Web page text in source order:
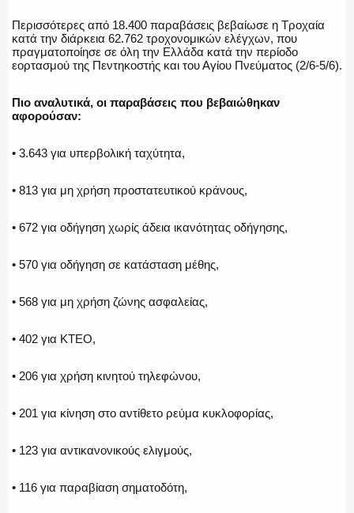
ΟΠΛΑ/ΕΞΟΠΛΙΣΜΟΣ
Περισσότερες από 18.400 παραβάσεις βεβαίωσε η Τροχαία
κατά την διάρκεια 62.762 τροχονομικών ελέγχων, που
πραγματοποίησε σε όλη την Ελλάδα κατά την περίοδο
εορτασμού της Πεντηκοστής και του Αγίου Πνεύματος (2/6-5/6).
Πιο αναλυτικά, οι παραβάσεις που βεβαιώθηκαν
αφορούσαν:
• 3.643 για υπερβολική ταχύτητα,
• 813 για μη χρήση προστατευτικού κράνους,
• 672 για οδήγηση χωρίς άδεια ικανότητας οδήγησης,
• 570 για οδήγηση σε κατάσταση μέθης,
• 568 για μη χρήση ζώνης ασφαλείας,
• 402 για ΚΤΕΟ,
• 206 για χρήση κινητού τηλεφώνου,
• 201 για κίνηση στο αντίθετο ρεύμα κυκλοφορίας,
• 123 για αντικανονικούς ελιγμούς,
• 116 για παραβίαση σηματοδότη,